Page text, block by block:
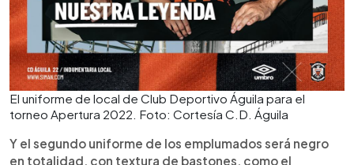
El uniforme de local de Club Deportivo Águila para el
torneo Apertura 2022. Foto: Cortesía C.D. Águila
Y el segundo uniforme de los emplumados será negro
en totalidad, con textura de bastones, como el